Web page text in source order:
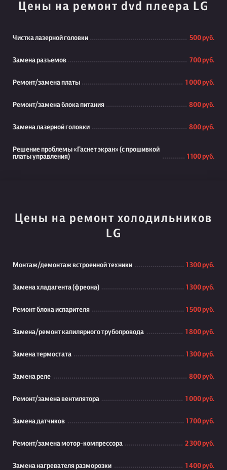
Цены на ремонт dvd плеера LG
Чистка лазерной головки 500 руб.
Замена разъемов 700 руб.
Ремонт/замена платы 1 000 руб.
Ремонт/замена блока питания 800 руб.
Замена лазерной головки 800 руб.
Решение проблемы «Гаснет экран» (с прошивкой
платы управления)
1 100 руб.
Цены на ремонт холодильников
LG
Монтаж/демонтаж встроенной техники 1 300 руб.
Замена хладагента (фреона) 1 300 руб.
Ремонт блока испарителя 1 500 руб.
Замена/ремонт капилярного трубопровода 1 800 руб.
Замена термостата 1 300 руб.
Замена реле 800 руб.
Ремонт/замена вентилятора 1 000 руб.
Замена датчиков 1 700 руб.
Ремонт/замена мотор-компрессора 2 300 руб.
Замена нагревателя разморозки 1 400 руб.